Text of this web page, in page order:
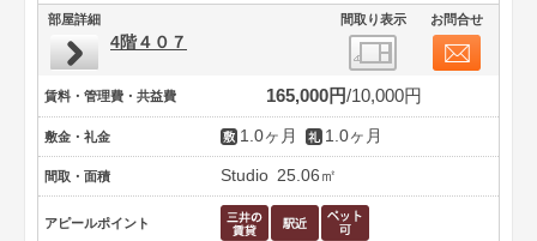
部屋詳細 間取り表示 お問合せ
4階４０７
賃料・管理費・共益費 165,000円 10,000円
敷金・礼金 1.0ヶ月 1.0ヶ月
間取・面積 Studio 25.06㎡
アピールポイント